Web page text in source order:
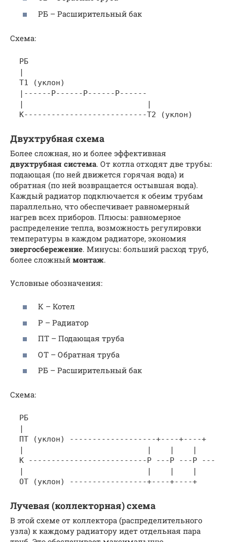
РБ – Расширительный бак
Схема:
  РБ
  |
  Т1 (уклон)
  |------Р------Р------Р------
  |                           |
Двухтрубная схема
Более сложная, но и более эффективная
двухтрубная система. От котла отходят две трубы:
подающая (по ней движется горячая вода) и
обратная (по ней возвращается остывшая вода).
Каждый радиатор подключается к обеим трубам
параллельно, что обеспечивает равномерный
нагрев всех приборов. Плюсы: равномерное
распределение тепла, возможность регулировки
температуры в каждом радиаторе, экономия
энергосбережение. Минусы: больший расход труб,
более сложный монтаж.
Условные обозначения:
К – Котел
Р – Радиатор
ПТ – Подающая труба
ОТ – Обратная труба
РБ – Расширительный бак
Схема:
  РБ
  |
  ПТ (уклон) -------------------+----+----+
  |                           |    |    |
  К --------------------------Р ---Р ---Р ---
  |                           |    |    |
Лучевая (коллекторная) схема
В этой схеме от коллектора (распределительного
узла) к каждому радиатору идет отдельная пара